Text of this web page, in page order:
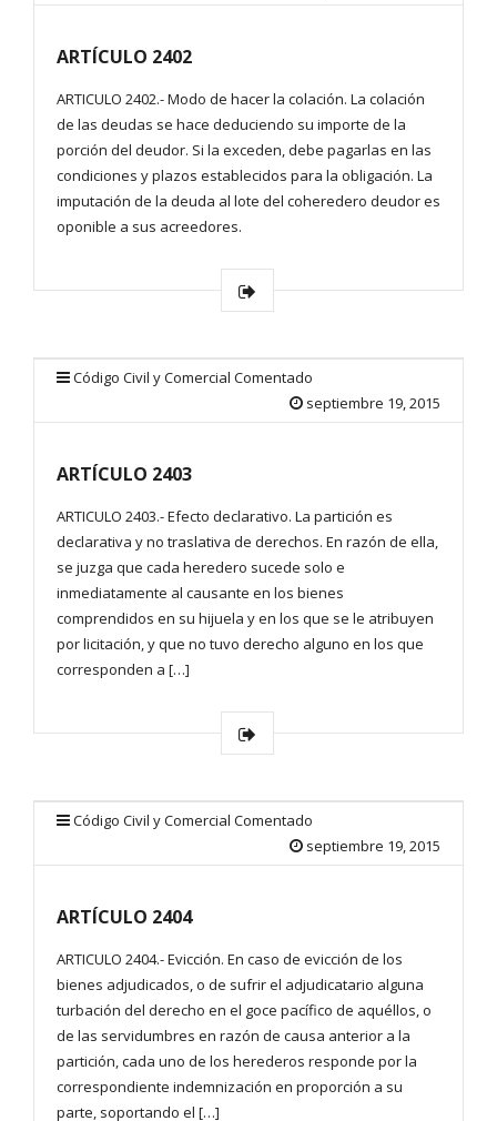
ARTÍCULO 2402
ARTICULO 2402.- Modo de hacer la colación. La colación
de las deudas se hace deduciendo su importe de la
porción del deudor. Si la exceden, debe pagarlas en las
condiciones y plazos establecidos para la obligación. La
imputación de la deuda al lote del coheredero deudor es
oponible a sus acreedores.
Código Civil y Comercial Comentado
septiembre 19, 2015
ARTÍCULO 2403
ARTICULO 2403.- Efecto declarativo. La partición es
declarativa y no traslativa de derechos. En razón de ella,
se juzga que cada heredero sucede solo e
inmediatamente al causante en los bienes
comprendidos en su hijuela y en los que se le atribuyen
por licitación, y que no tuvo derecho alguno en los que
corresponden a […]
Código Civil y Comercial Comentado
septiembre 19, 2015
ARTÍCULO 2404
ARTICULO 2404.- Evicción. En caso de evicción de los
bienes adjudicados, o de sufrir el adjudicatario alguna
turbación del derecho en el goce pacífico de aquéllos, o
de las servidumbres en razón de causa anterior a la
partición, cada uno de los herederos responde por la
correspondiente indemnización en proporción a su
parte, soportando el […]